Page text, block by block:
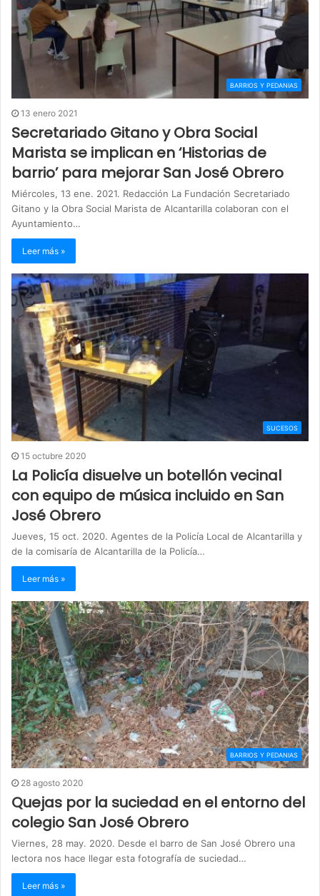
BARRIOS Y PEDANIAS
13 enero 2021
Secretariado Gitano y Obra Social
Marista se implican en ‘Historias de
barrio’ para mejorar San José Obrero
Miércoles, 13 ene. 2021. Redacción La Fundación Secretariado
Gitano y la Obra Social Marista de Alcantarilla colaboran con el
Ayuntamiento…
Leer más »
SUCESOS
15 octubre 2020
La Policía disuelve un botellón vecinal
con equipo de música incluido en San
José Obrero
Jueves, 15 oct. 2020. Agentes de la Policía Local de Alcantarilla y
de la comisaría de Alcantarilla de la Policía…
Leer más »
BARRIOS Y PEDANIAS
28 agosto 2020
Quejas por la suciedad en el entorno del
colegio San José Obrero
Viernes, 28 may. 2020. Desde el barro de San José Obrero una
lectora nos hace llegar esta fotografía de suciedad…
Leer más »